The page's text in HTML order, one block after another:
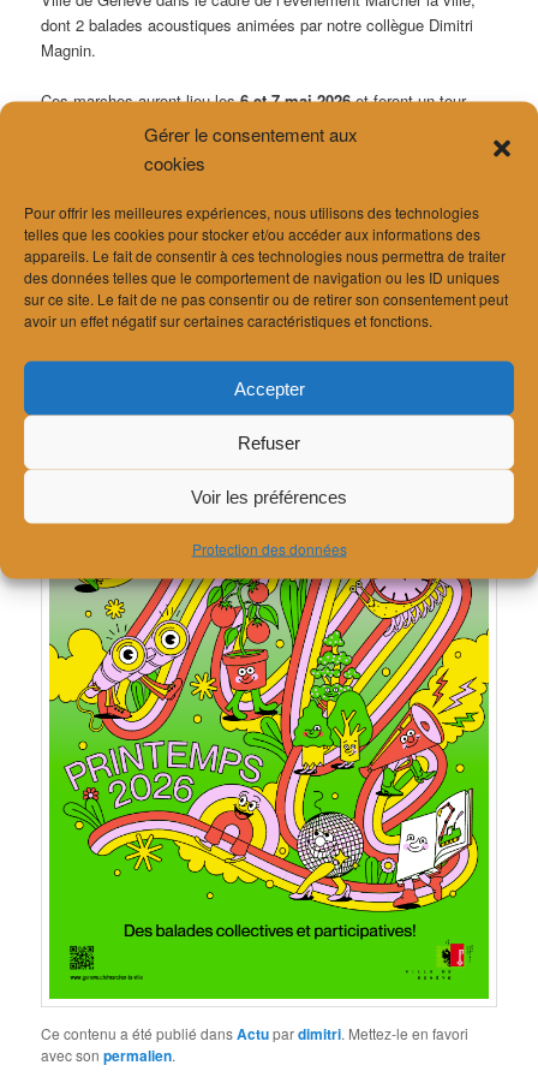
Gérer le consentement aux
cookies
Pour offrir les meilleures expériences, nous utilisons des technologies
telles que les cookies pour stocker et/ou accéder aux informations des
appareils. Le fait de consentir à ces technologies nous permettra de traiter
des données telles que le comportement de navigation ou les ID uniques
sur ce site. Le fait de ne pas consentir ou de retirer son consentement peut
avoir un effet négatif sur certaines caractéristiques et fonctions.
Accepter
Refuser
Voir les préférences
Protection des données
dont 2 balades acoustiques animées par notre collègue Dimitri
Magnin.
Ces marches auront lieu les6 et 7 mai 2026et feront un tour
d’horizon du bruit à Genève, dans 2 quartiers: La Jonction et St-
balades pour (re)découvrir l’espace public | Ville de Genève –
Site officiel
Flyer:https://vdgbox.ville-
geneve.ch/index.php/s/txNRZnks7j2qDg8
Ce contenu a été publié dansActupardimitri. Mettez-le en favori
avec sonpermalien.